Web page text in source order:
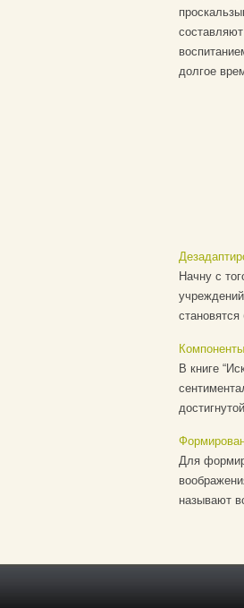
долгое
Начну с
В книге
Для
называют